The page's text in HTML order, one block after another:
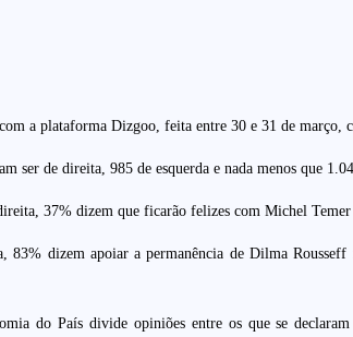
a plataforma Dizgoo, feita entre 30 e 31 de março,
ser de direita, 985 de esquerda e nada menos que
37% dizem que ficarão felizes com Michel
83% dizem apoiar a permanência de Dilma
do País divide opiniões entre os que se